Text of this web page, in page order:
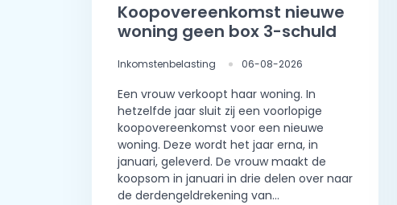
Koopovereenkomst nieuwe
woning geen box 3-schuld
Inkomstenbelasting 06-08-2026
Een vrouw verkoopt haar woning. In
hetzelfde jaar sluit zij een voorlopige
koopovereenkomst voor een nieuwe
woning. Deze wordt het jaar erna, in
januari, geleverd. De vrouw maakt de
koopsom in januari in drie delen over naar
de derdengeldrekening van...